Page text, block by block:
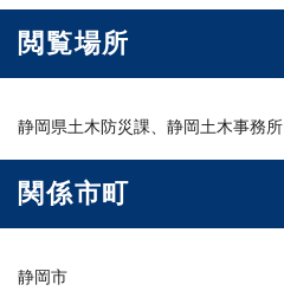
閲覧場所
静岡県土木防災課、静岡土木事務所
関係市町
静岡市